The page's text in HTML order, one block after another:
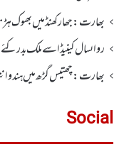
بھارت :جھارکھنڈمیں بھوک
رواںسال کینیڈا سے ملک بدر
بھارت :چھتیس گڑھ میں ہندو
Social